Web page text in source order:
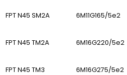
FPT N45 SM2A 6M11G165/5e2
FPT N45 TM2A 6M16G220/5e2
FPT N45 TM3 6M16G275/5e2